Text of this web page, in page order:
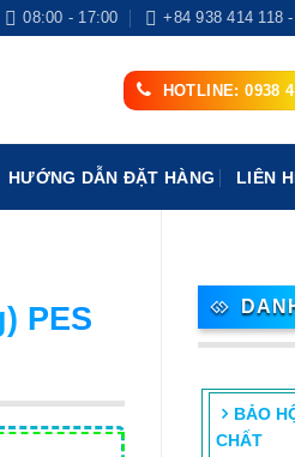
08:00 - 17:00 +84 938 414 118
HOTLINE: 0938
HƯỚNG DẪN ĐẶT HÀNG LIÊN
BẢO
CHẤT
PES